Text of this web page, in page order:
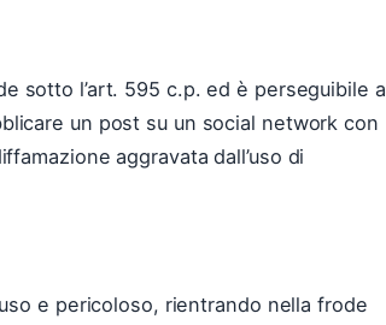
sotto l’art. 595 c.p. ed è perseguibile a
un post su un social network con
aggravata dall’uso di
e pericoloso, rientrando nella frode